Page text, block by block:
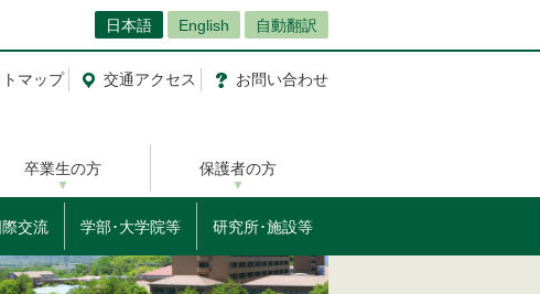
日本語 English 自動翻訳
マップ 交通アクセス お問い合わせ
卒業生の方 保護者の方
交流 学部･大学院等 研究所･施設等